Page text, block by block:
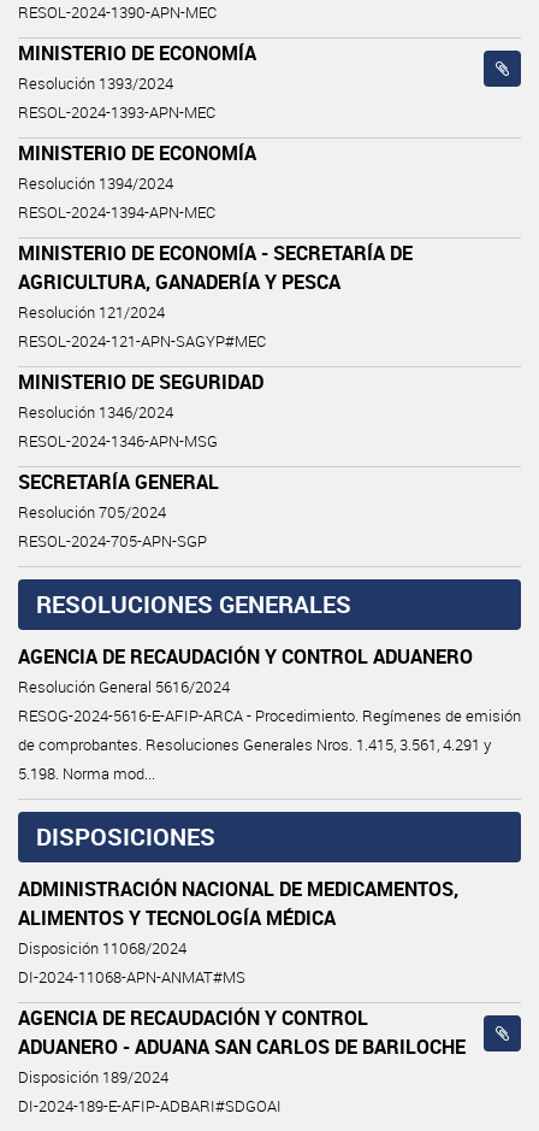
RESOL-2024-1390-APN-MEC
MINISTERIO DE ECONOMÍA
Resolución 1393/2024
RESOL-2024-1393-APN-MEC
MINISTERIO DE ECONOMÍA
Resolución 1394/2024
RESOL-2024-1394-APN-MEC
MINISTERIO DE ECONOMÍA - SECRETARÍA DE
AGRICULTURA, GANADERÍA Y PESCA
Resolución 121/2024
RESOL-2024-121-APN-SAGYP#MEC
MINISTERIO DE SEGURIDAD
Resolución 1346/2024
RESOL-2024-1346-APN-MSG
SECRETARÍA GENERAL
Resolución 705/2024
RESOL-2024-705-APN-SGP
RESOLUCIONES GENERALES
AGENCIA DE RECAUDACIÓN Y CONTROL ADUANERO
Resolución General 5616/2024
RESOG-2024-5616-E-AFIP-ARCA - Procedimiento. Regímenes de emisión
de comprobantes. Resoluciones Generales Nros. 1.415, 3.561, 4.291 y
5.198. Norma mod...
DISPOSICIONES
ADMINISTRACIÓN NACIONAL DE MEDICAMENTOS,
ALIMENTOS Y TECNOLOGÍA MÉDICA
Disposición 11068/2024
DI-2024-11068-APN-ANMAT#MS
AGENCIA DE RECAUDACIÓN Y CONTROL
ADUANERO - ADUANA SAN CARLOS DE BARILOCHE
Disposición 189/2024
DI-2024-189-E-AFIP-ADBARI#SDGOAI